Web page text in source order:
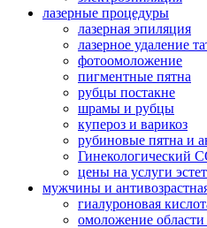
лазерные процедуры
лазерная эпиляция
лазерное удаление
фотоомоложение
пигментные пятна
рубцы постакне
шрамы и рубцы
купероз и варикоз
рубиновые пятна и
Гинекологический
цены на услуги
мужчины и
гиалуроновая
омоложение области